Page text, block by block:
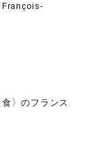
〉のフランス